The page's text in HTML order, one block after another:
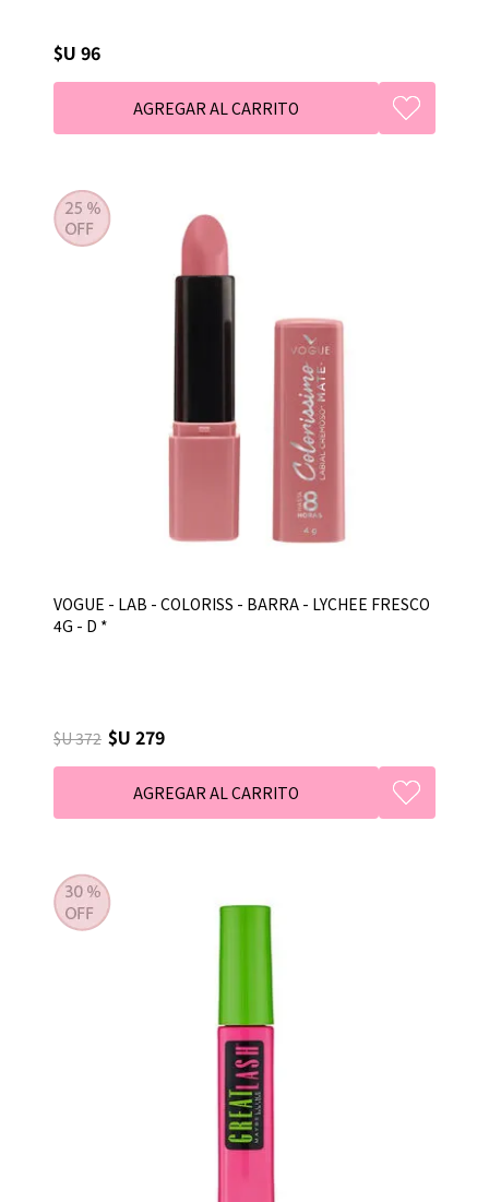
$U 96
VOGUE - LAB - COLORISS - BARRA - LYCHEE FRESCO
4G - D *
$U 372 $U 279